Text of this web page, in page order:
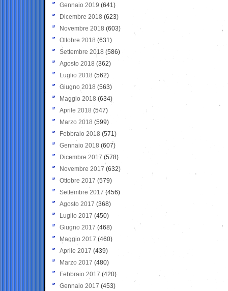
Gennaio 2019 (641)
Dicembre 2018 (623)
Novembre 2018 (603)
Ottobre 2018 (631)
Settembre 2018 (586)
Agosto 2018 (362)
Luglio 2018 (562)
Giugno 2018 (563)
Maggio 2018 (634)
Aprile 2018 (547)
Marzo 2018 (599)
Febbraio 2018 (571)
Gennaio 2018 (607)
Dicembre 2017 (578)
Novembre 2017 (632)
Ottobre 2017 (579)
Settembre 2017 (456)
Agosto 2017 (368)
Luglio 2017 (450)
Giugno 2017 (468)
Maggio 2017 (460)
Aprile 2017 (439)
Marzo 2017 (480)
Febbraio 2017 (420)
Gennaio 2017 (453)